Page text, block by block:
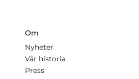
Om
Nyheter
Vår historia
Press